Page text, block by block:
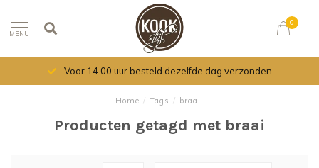
MENU
0
Voor 14.00 uur besteld dezelfde dag verzonden
Home / Tags / braai
Producten getagd met braai